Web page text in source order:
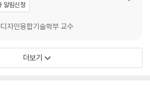
알림신청
자인융합기술학부 교수
더보기